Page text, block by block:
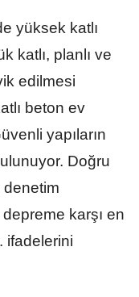
yüksek katlı
katlı, planlı ve
edilmesi
beton ev
yapıların
Doğru
karşı en
ifadelerini